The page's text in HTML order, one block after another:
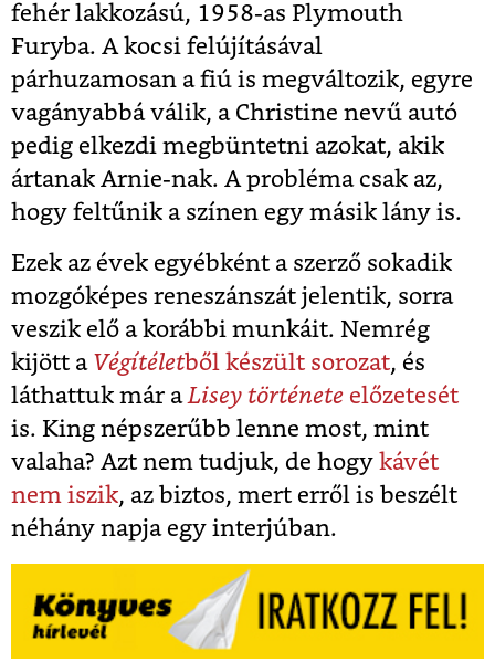
fehér lakkozású, 1958-as Plymouth
Furyba. A kocsi felújításával
párhuzamosan a fiú is megváltozik, egyre
vagányabbá válik, a Christine nevű autó
pedig elkezdi megbüntetni azokat, akik
ártanak Arnie-nak. A probléma csak az,
hogy feltűnik a színen egy másik lány is.
Ezek az évek egyébként a szerző sokadik
mozgóképes reneszánszát jelentik, sorra
veszik elő a korábbi munkáit. Nemrég
kijött a Végítéletből készült sorozat, és
láthattuk már aLisey története előzetesét
is. King népszerűbb lenne most, mint
valaha? Azt nem tudjuk, de hogy kávét
nem iszik, az biztos, mert erről is beszélt
néhány napja egy interjúban.